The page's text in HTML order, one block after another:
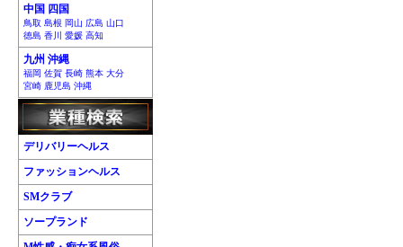
中国 四国
鳥取 島根 岡山 広島 山口
徳島 香川 愛媛 高知
九州 沖縄
福岡 佐賀 長崎 熊本 大分
宮崎 鹿児島 沖縄
デリバリーヘルス
ファッションヘルス
SMクラブ
ソープランド